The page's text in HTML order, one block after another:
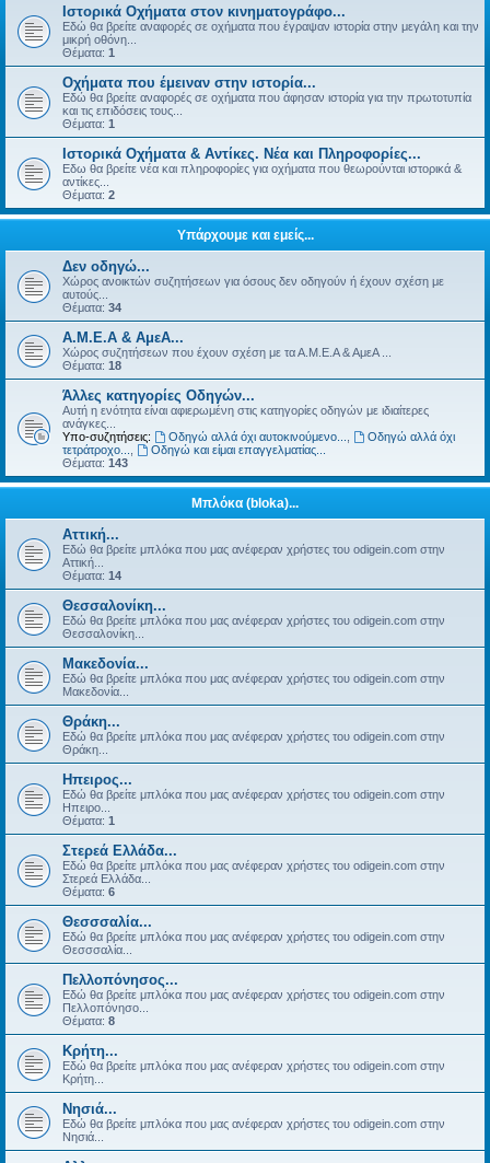
Ιστορικά Οχήματα στον κινηματογράφο...
Εδώ θα βρείτε αναφορές σε οχήματα που έγραψαν ιστορία στην μεγάλη και την
μικρή οθόνη...
Θέματα: 1
Οχήματα που έμειναν στην ιστορία...
Εδώ θα βρείτε αναφορές σε οχήματα που άφησαν ιστορία για την πρωτοτυπία
και τις επιδόσεις τους...
Θέματα: 1
Ιστορικά Οχήματα & Αντίκες. Νέα και Πληροφορίες...
Εδω θα βρείτε νέα και πληροφορίες για οχήματα που θεωρούνται ιστορικά &
αντίκες...
Θέματα: 2
Υπάρχουμε και εμείς...
Δεν οδηγώ...
Χώρος ανοικτών συζητήσεων για όσους δεν οδηγούν ή έχουν σχέση με
αυτούς...
Θέματα: 34
Α.Μ.Ε.Α & ΑμεΑ...
Χώρος συζητήσεων που έχουν σχέση με τα Α.Μ.Ε.Α & ΑμεΑ ...
Θέματα: 18
Άλλες κατηγορίες Οδηγών...
Αυτή η ενότητα είναι αφιερωμένη στις κατηγορίες οδηγών με ιδιαίτερες
ανάγκες...
Υπο-συζητήσεις:
Οδηγώ αλλά όχι αυτοκινούμενο...
Οδηγώ αλλά όχι
τετράτροχο...
Οδηγώ και είμαι επαγγελματίας...
Θέματα: 143
Μπλόκα (bloka)...
Αττική...
Εδώ θα βρείτε μπλόκα που μας ανέφεραν χρήστες του odigein.com στην
Αττική...
Θέματα: 14
Θεσσαλονίκη...
Εδώ θα βρείτε μπλόκα που μας ανέφεραν χρήστες του odigein.com στην
Θεσσαλονίκη...
Μακεδονία...
Εδώ θα βρείτε μπλόκα που μας ανέφεραν χρήστες του odigein.com στην
Μακεδονία...
Θράκη...
Εδώ θα βρείτε μπλόκα που μας ανέφεραν χρήστες του odigein.com στην
Θράκη...
Ηπειρος...
Εδώ θα βρείτε μπλόκα που μας ανέφεραν χρήστες του odigein.com στην
Ηπειρο...
Θέματα: 1
Στερεά Ελλάδα...
Εδώ θα βρείτε μπλόκα που μας ανέφεραν χρήστες του odigein.com στην
Στερεά Ελλάδα...
Θέματα: 6
Θεσσσαλία...
Εδώ θα βρείτε μπλόκα που μας ανέφεραν χρήστες του odigein.com στην
Θεσσσαλία...
Πελλοπόνησος...
Εδώ θα βρείτε μπλόκα που μας ανέφεραν χρήστες του odigein.com στην
Πελλοπόνησο...
Θέματα: 8
Κρήτη...
Εδώ θα βρείτε μπλόκα που μας ανέφεραν χρήστες του odigein.com στην
Κρήτη...
Νησιά...
Εδώ θα βρείτε μπλόκα που μας ανέφεραν χρήστες του odigein.com στην
Νησιά...